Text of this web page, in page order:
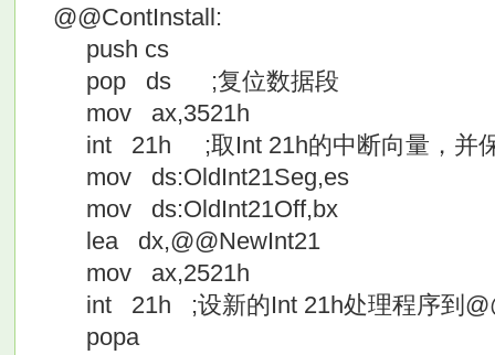
@@ContInstall:
push cs
pop ds ;复位数据段
mov ax,3521h
int 21h ;取Int 21h的中断向量，并
mov ds:OldInt21Seg,es
mov ds:OldInt21Off,bx
lea dx,@@NewInt21
mov ax,2521h
int 21h ;设新的Int 21h处理程序到
popa